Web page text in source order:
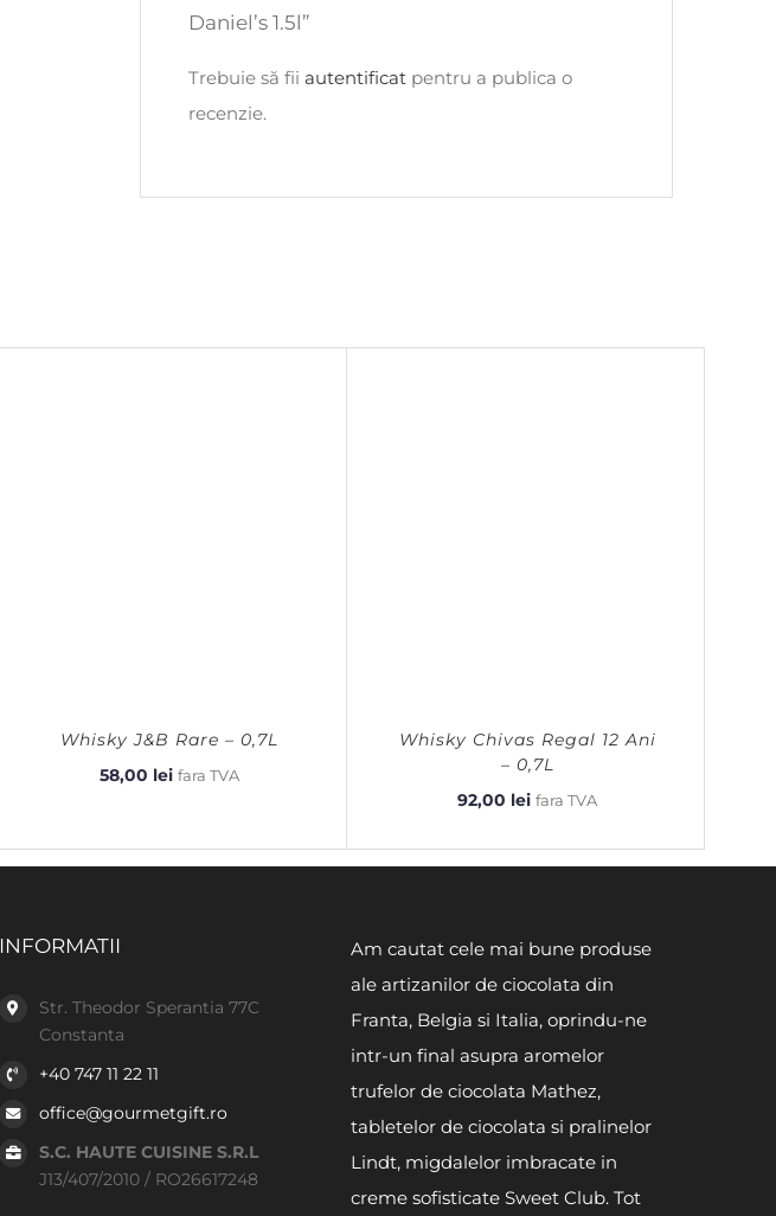
Daniel’s 1.5l”
Trebuie să fii autentificat pentru a publica o
recenzie.
Whisky J&B Rare – 0,7L
58,00 lei fara TVA
Whisky Chivas Regal 12 Ani
– 0,7L
92,00 lei fara TVA
INFORMATII
Str. Theodor Sperantia 77C
Constanta
+40 747 11 22 11
office@gourmetgift.ro
S.C. HAUTE CUISINE S.R.L
J13/407/2010 / RO26617248
Am cautat cele mai bune produse
ale artizanilor de ciocolata din
Franta, Belgia si Italia, oprindu-ne
intr-un final asupra aromelor
trufelor de ciocolata Mathez,
tabletelor de ciocolata si pralinelor
Lindt, migdalelor imbracate in
creme sofisticate Sweet Club. Tot